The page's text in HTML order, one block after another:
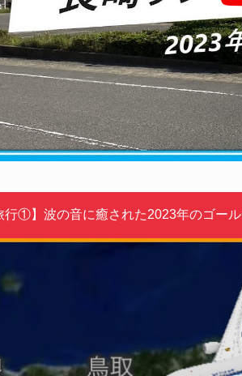
行①】波の音に癒された2023年のゴール